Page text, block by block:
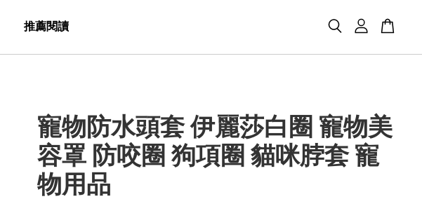
推薦閱讀
寵物防水頭套 伊麗莎白圈 寵物美
容罩 防咬圈 狗項圈 貓咪脖套 寵
物用品